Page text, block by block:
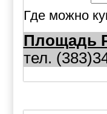
Где можно
Площадь
тел.